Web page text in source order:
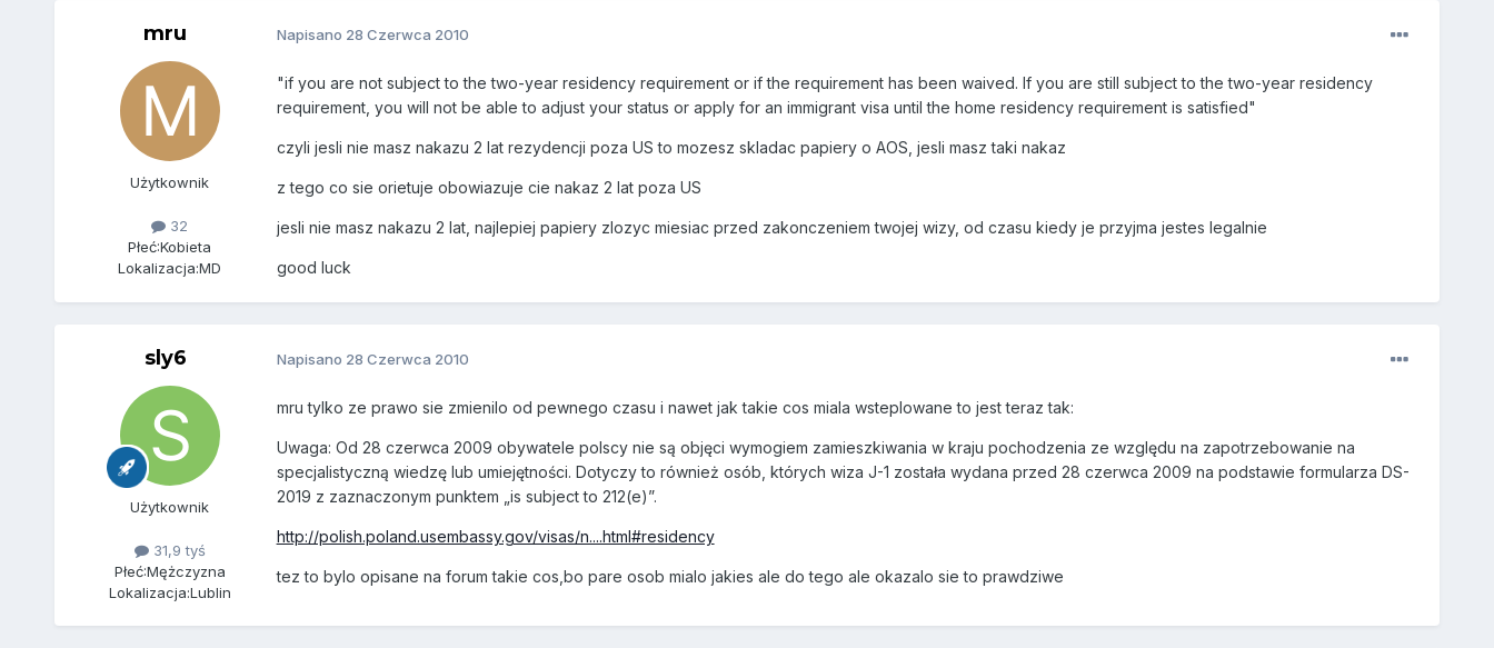
mru
Użytkownik
32
Płeć:Kobieta
Lokalizacja:MD
Napisano 28 Czerwca 2010
"if you are not subject to the two-year residency requirement or if the requirement has been waived. If you are still subject to the two-year residency
requirement, you will not be able to adjust your status or apply for an immigrant visa until the home residency requirement is satisfied"
czyli jesli nie masz nakazu 2 lat rezydencji poza US to mozesz skladac papiery o AOS, jesli masz taki nakaz
z tego co sie orietuje obowiazuje cie nakaz 2 lat poza US
jesli nie masz nakazu 2 lat, najlepiej papiery zlozyc miesiac przed zakonczeniem twojej wizy, od czasu kiedy je przyjma jestes legalnie
good luck
sly6
Użytkownik
31,9 tyś
Płeć:Mężczyzna
Lokalizacja:Lublin
Napisano 28 Czerwca 2010
mru tylko ze prawo sie zmienilo od pewnego czasu i nawet jak takie cos miala wsteplowane to jest teraz tak:
Uwaga: Od 28 czerwca 2009 obywatele polscy nie są objęci wymogiem zamieszkiwania w kraju pochodzenia ze względu na zapotrzebowanie na
specjalistyczną wiedzę lub umiejętności. Dotyczy to również osób, których wiza J-1 została wydana przed 28 czerwca 2009 na podstawie formularza DS-
2019 z zaznaczonym punktem „is subject to 212(e)”.
http://polish.poland.usembassy.gov/visas/n....html#residency
tez to bylo opisane na forum takie cos,bo pare osob mialo jakies ale do tego ale okazalo sie to prawdziwe